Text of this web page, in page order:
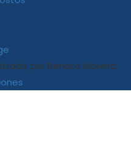
por Renato Moreira